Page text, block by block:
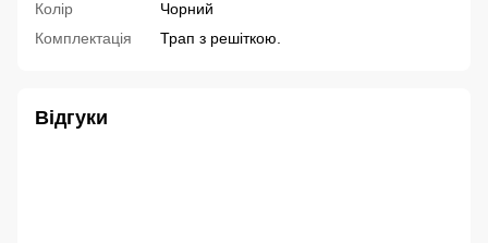
Колір
Чорний
Комплектація
Трап з решіткою.
Відгуки